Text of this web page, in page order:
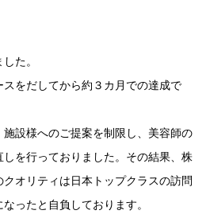
た。
スをだしてから約３カ月での達成で
設様へのご提案を制限し、美容師の
を行っておりました。その結果、株
オリティは日本トップクラスの訪問
ったと自負しております。